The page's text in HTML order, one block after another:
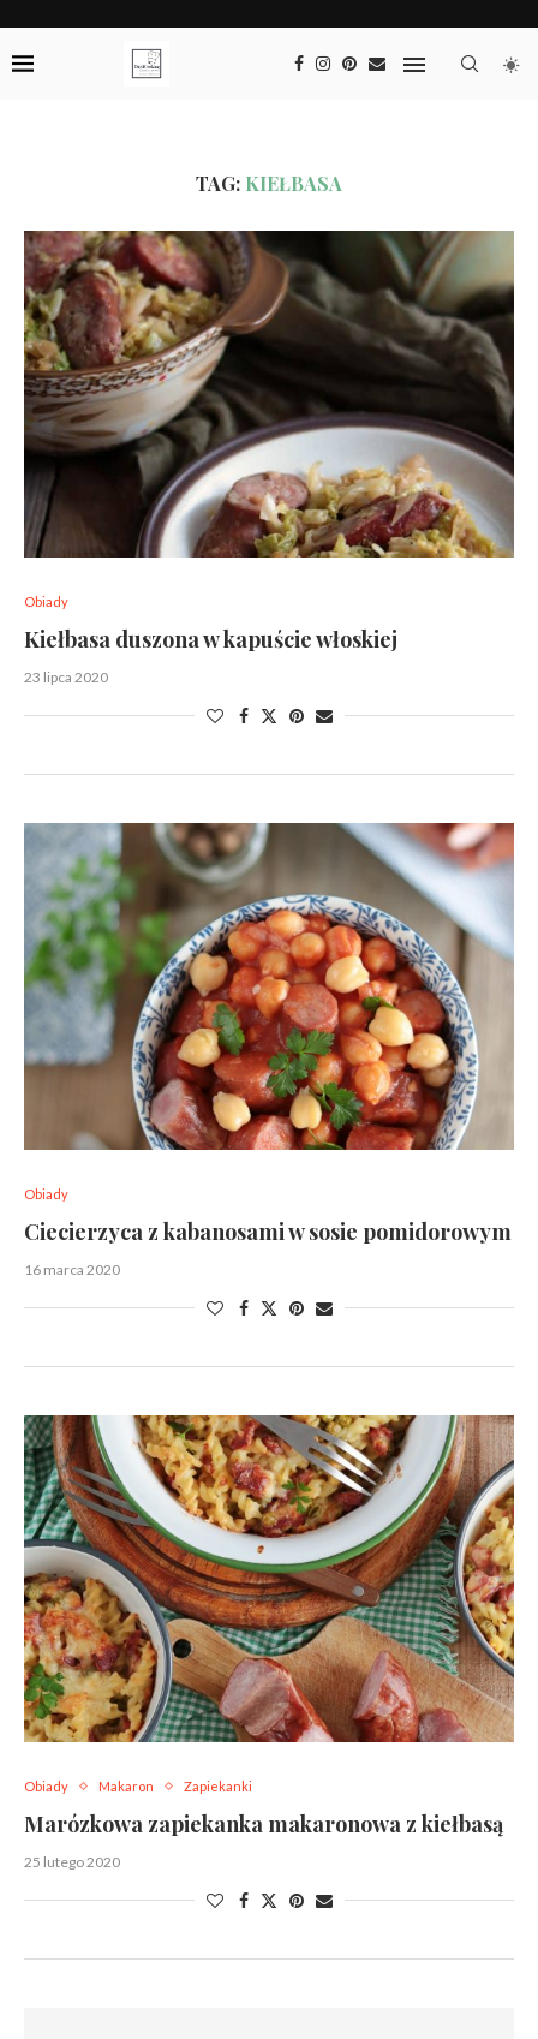
TAG: KIEŁBASA
Obiady
Kiełbasa duszona w kapuście włoskiej
23 lipca 2020
Obiady
Ciecierzyca z kabanosami w sosie pomidorowym
16 marca 2020
Obiady Makaron Zapiekanki
Marózkowa zapiekanka makaronowa z kiełbasą
25 lutego 2020